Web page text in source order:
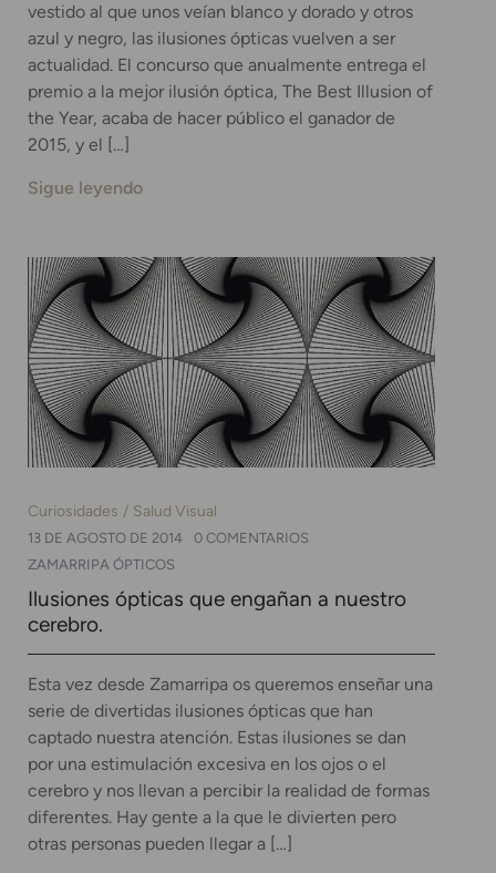
vestido al que unos veían blanco y dorado y otros
azul y negro, las ilusiones ópticas vuelven a ser
actualidad. El concurso que anualmente entrega el
premio a la mejor ilusión óptica, The Best Illusion of
the Year, acaba de hacer público el ganador de
2015, y el […]
Sigue leyendo
Curiosidades Salud Visual
13 DE AGOSTO DE 2014
0 COMENTARIOS
ZAMARRIPA ÓPTICOS
Ilusiones ópticas que engañan a nuestro
cerebro.
Esta vez desde Zamarripa os queremos enseñar una
serie de divertidas ilusiones ópticas que han
captado nuestra atención. Estas ilusiones se dan
por una estimulación excesiva en los ojos o el
cerebro y nos llevan a percibir la realidad de formas
diferentes. Hay gente a la que le divierten pero
otras personas pueden llegar a […]